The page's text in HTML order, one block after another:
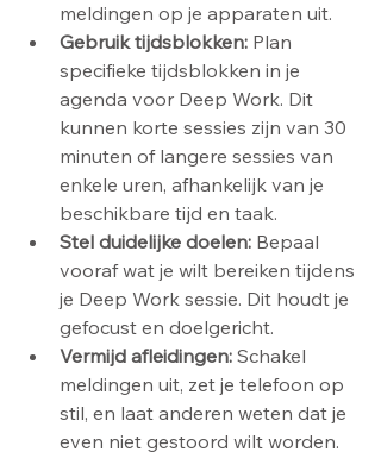
meldingen op je apparaten uit.
Gebruik tijdsblokken: Plan
specifieke tijdsblokken in je
agenda voor Deep Work. Dit
kunnen korte sessies zijn van 30
minuten of langere sessies van
enkele uren, afhankelijk van je
beschikbare tijd en taak.
Stel duidelijke doelen: Bepaal
vooraf wat je wilt bereiken tijdens
je Deep Work sessie. Dit houdt je
gefocust en doelgericht.
Vermijd afleidingen: Schakel
meldingen uit, zet je telefoon op
stil, en laat anderen weten dat je
even niet gestoord wilt worden.